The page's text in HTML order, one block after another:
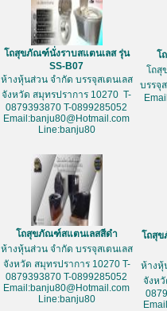
โถสุขภัณฑ์นั่งราบสแตนเลส รุ่น
SS-B07
ห้างหุ้นส่วน จำกัด บรรจุสเตนเลส
จังหวัด สมุทรปราการ 10270 T-
0879393870 T-0899285052
Email:banju80@Hotmail.com
Line:banju80
โ
โถสุ
บรรจุ
โถสุขภัณฑ์สแตนเลสสีดำ
ห้างหุ้นส่วน จำกัด บรรจุสเตนเลส
จังหวัด สมุทรปราการ 10270 T-
0879393870 T-0899285052
Email:banju80@Hotmail.com
Line:banju80
โถสุ
ห้างหุ้
จังห